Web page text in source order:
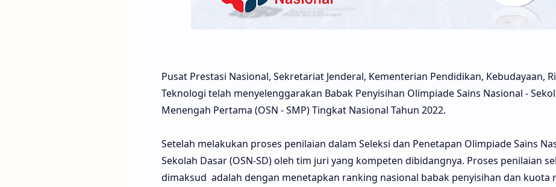
Pusat Prestasi Nasional, Sekretariat Jenderal, Kementerian Pendidikan, Kebudayaan,
Teknologi telah menyelenggarakan Babak Penyisihan Olimpiade Sains Nasional -
Menengah Pertama (OSN - SMP) Tingkat Nasional Tahun 2022.
Setelah melakukan proses penilaian dalam Seleksi dan Penetapan Olimpiade Sains
Sekolah Dasar (OSN-SD) oleh tim juri yang kompeten dibidangnya. Proses penilaian
dimaksud adalah dengan menetapkan ranking nasional babak penyisihan dan kuota